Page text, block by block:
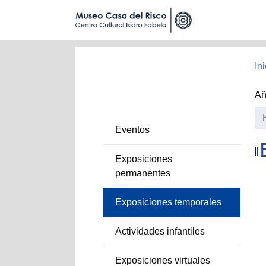
Eventos
Exposiciones
permanentes
Exposiciones temporales
Actividades infantiles
Exposiciones virtuales